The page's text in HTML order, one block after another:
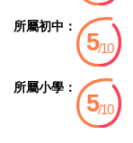
所屬初中：
所屬小學：